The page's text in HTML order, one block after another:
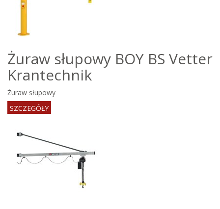
Żuraw słupowy BOY BS Vetter
Krantechnik
Żuraw słupowy
SZCZEGÓŁY